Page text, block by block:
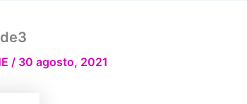
/ 30 agosto, 2021